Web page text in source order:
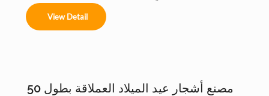
Festivales navideños, parques temáticos y
activaciones de marca.
لأن الشجرة الأكبر حجماً: يجذب المزيد من الزوار يُحدث ذلك
تأثيراً أكبر على وسائل التواصل الاجتماعي يتم إنتاج قيمة
تجارية أكبر عندما تتنافس الدول... يشارك المصنعون أيضاً.
فحسب......
View Detail
مصنع أشجار عيد الميلاد العملاقة بطول 50